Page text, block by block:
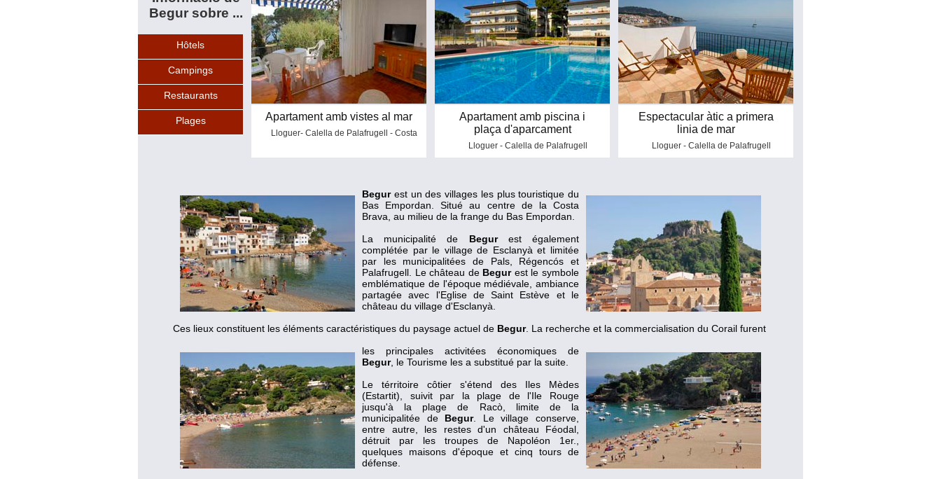
Begur sobre ...
Hôtels
Campings
Restaurants
Plages Apartament amb vistes al mar
Lloguer- Calella de Palafrugell - Costa
Apartament amb piscina i
plaça d'aparcament
Lloguer - Calella de Palafrugell
Espectacular àtic a primera
linia de mar
Lloguer - Calella de Palafrugell
Begurest un des villages les plus touristique du
Bas Empordan. Situé au centre de la Costa
Brava, au milieu de la frange du Bas Empordan.
La municipalité de Begurest également
complétée par le village de Esclanyà et limitée
par les municipalitées de Pals, Régencós et
Palafrugell. Le château de Begur est le symbole
emblématique de l'époque médiévale, ambiance
partagée avec l'Eglise de Saint Estève et le
château du village d'Esclanyà.
Ces lieux constituent les éléments caractéristiques du paysage actuel de Begur. La recherche et la commercialisation du Corail furent
les principales activitées économiques de
Begur, le Tourisme les a substitué par la suite.
Le térritoire côtier s'étend des Iles Mèdes
(Estartit), suivit par la plage de l'Ile Rouge
jusqu'à la plage de Racò, limite de la
municipalitée de Begur. Le village conserve,
entre autre, les restes d'un château Féodal,
détruit par les troupes de Napoléon 1er.,
quelques maisons d'époque et cinq tours de
défense.